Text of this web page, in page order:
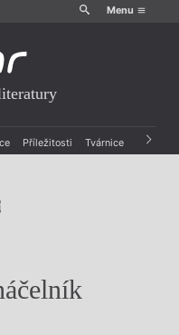
Menu
Příležitosti Tvárnice Archiv